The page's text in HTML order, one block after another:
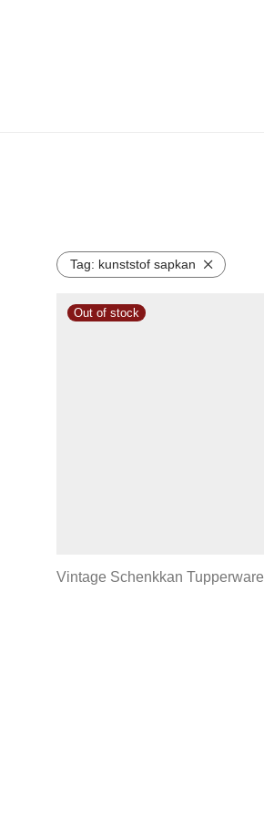
Tag: kunststof sapkan
Vintage Schenkkan Tupperware